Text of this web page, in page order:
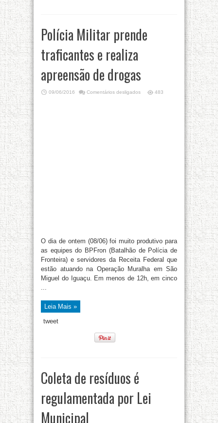
Polícia Militar prende
traficantes e realiza
apreensão de drogas
09/06/2016 Comentários desligados 483
O dia de ontem (08/06) foi muito produtivo para
as equipes do BPFron (Batalhão de Polícia de
Fronteira) e servidores da Receita Federal que
estão atuando na Operação Muralha em São
Miguel do Iguaçu. Em menos de 12h, em cinco
...
Leia Mais »
tweet
Coleta de resíduos é
regulamentada por Lei
Municipal